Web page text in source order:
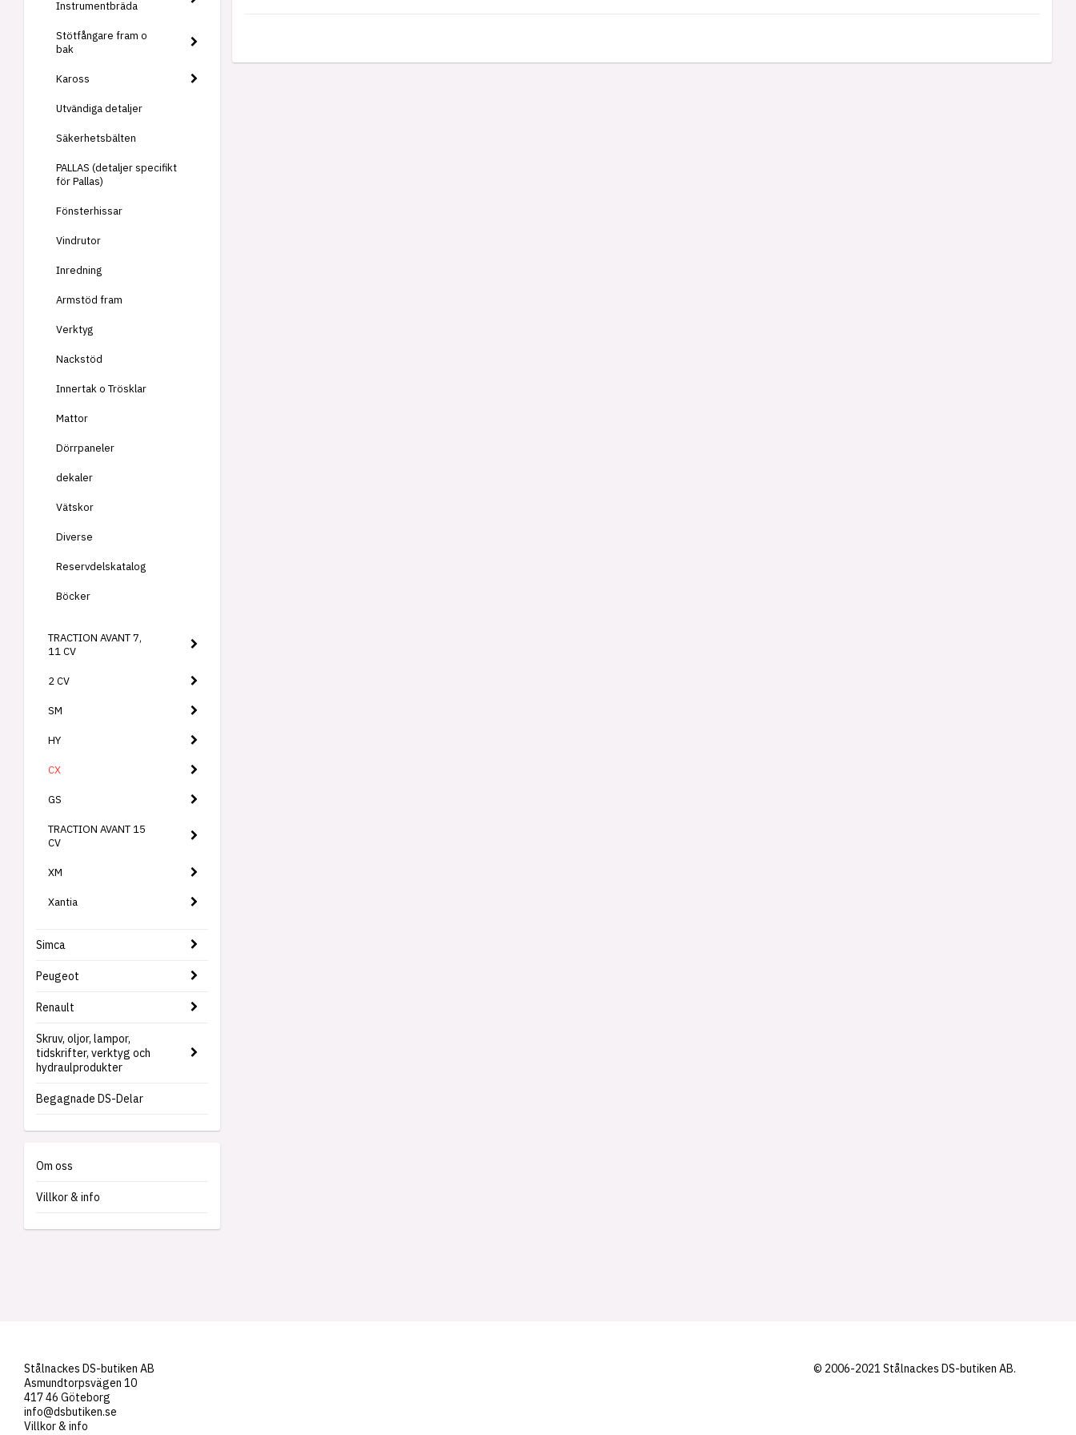
Instrumentbräda
Stötfångare fram o
bak
Kaross
Utvändiga detaljer
Säkerhetsbälten
PALLAS (detaljer specifikt
för Pallas)
Fönsterhissar
Vindrutor
Inredning
Armstöd fram
Verktyg
Nackstöd
Innertak o Trösklar
Mattor
Dörrpaneler
dekaler
Vätskor
Diverse
Reservdelskatalog
Böcker
TRACTION AVANT 7,
11 CV
2 CV
SM
HY
CX
GS
TRACTION AVANT 15
CV
XM
Xantia
Simca
Peugeot
Renault
Skruv, oljor, lampor,
tidskrifter, verktyg och
hydraulprodukter
Begagnade DS-Delar
Om oss
Villkor & info
Stålnackes DS-butiken AB
Asmundtorpsvägen 10
417 46 Göteborg
info@dsbutiken.se
Villkor & info
© 2006-2021 Stålnackes DS-butiken AB.